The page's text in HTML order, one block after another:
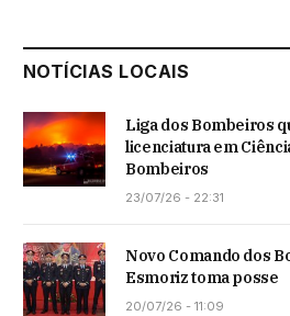
NOTÍCIAS LOCAIS
Liga dos Bombeiros
licenciatura em
Bombeiros
23/07/26 - 22:31
Novo Comando dos
Esmoriz toma posse
20/07/26 - 11:09